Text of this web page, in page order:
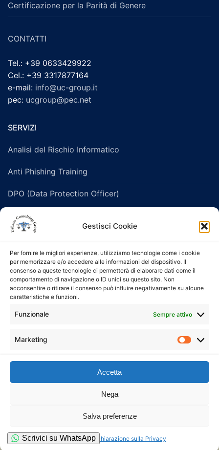
Gestisci Cookie
Per fornire le migliori esperienze, utilizziamo tecnologie come i cookie
per memorizzare e/o accedere alle informazioni del dispositivo. Il
consenso a queste tecnologie ci permetterà di elaborare dati come il
comportamento di navigazione o ID unici su questo sito. Non
acconsentire o ritirare il consenso può influire negativamente su alcune
caratteristiche e funzioni.
Funzionale Sempre attivo
Marketing
Accetta
Nega
Salva preferenze
Cookie PolicyDichiarazione sulla Privacy
Certificazione per la Parità di Genere
CONTATTI
Tel.: +39 0633429922
Cel.: +39 3317877164
e-mail: info@uc-group.it
pec: ucgroup@pec.net
SERVIZI
Analisi del Rischio Informatico
Anti Phishing Training
DPO (Data Protection Officer)
Legislazione Sanitaria e Healthcare
Salute e Sicurezza sui Luoghi di Lavoro
Servizi di consulenza e formazione 231
esternalizzato
Servizi Whistleblowing
Privacy Policy&Cookie Policy
contrattuali
Scrivici su WhatsApp